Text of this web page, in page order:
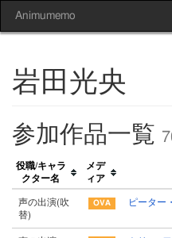
Animumemo
岩田光央
参加作品一覧
役職/キャラ
クター名
メデ
ィア
声の出演(吹
替)
ピーター